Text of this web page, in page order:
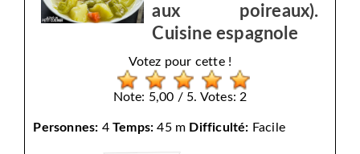
aux poireaux).
Cuisine espagnole
Votez pour cette !
Note: 5,00 / 5. Votes: 2
Personnes: 4 Temps: 45 m Difficulté: Facile